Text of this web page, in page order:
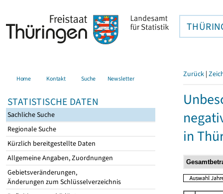
Home Kontakt Suche Newsletter
STATISTISCHE DATEN
Sachliche Suche
Regionale Suche
Kürzlich bereitgestellte Daten
Allgemeine Angaben, Zuordnungen
Gebietsveränderungen,
Änderungen zum Schlüsselverzeichnis
Zurück |
in